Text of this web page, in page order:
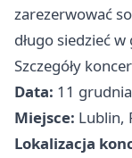
zarezerwować
długo siedzieć w
Szczegóły
Data: 11
Miejsce: Lublin,
Lokalizacja